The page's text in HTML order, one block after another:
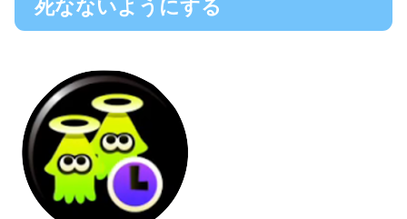
死なないようにする